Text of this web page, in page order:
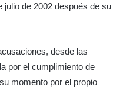
julio de 2002 después de su
desde las
por el cumplimiento de
momento por el propio